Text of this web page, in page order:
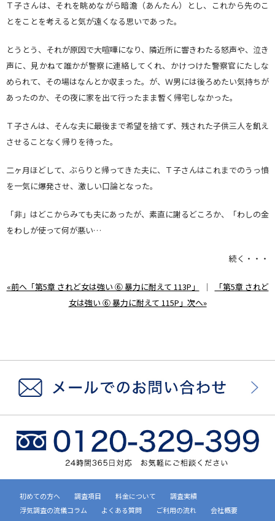
Ｔ子さんは、それを眺めながら暗澹（あんたん）とし、これから先のこ
とをことを考えると気が遠くなる思いであった。
とうとう、それが原因で大喧嘩になり、隣近所に響きわたる怒声や、泣き
声に、見かねて誰かが警察に連絡してくれ、かけつけた警察官にたしな
められて、その場はなんとか収まった。が、Ｗ男には後ろめたい気持ちが
あったのか、その夜に家を出て行ったまま暫く帰宅しなかった。
Ｔ子さんは、そんな夫に最後まで希望を捨てず、残された子供三人を飢え
させることなく帰りを待った。
二ヶ月ほどして、ぶらりと帰ってきた夫に、Ｔ子さんはこれまでのうっ憤
を一気に爆発させ、激しい口論となった。
「非」はどこからみても夫にあったが、素直に謝るどころか、「わしの金
をわしが使って何が悪い…
続く・・・
«前へ「第5章 されど女は強い ⑥ 暴力に耐えて 113P」 ｜
「第5章 されど
女は強い ⑥ 暴力に耐えて 115P」次へ»
初めての方へ 調査項目 料金について
調査実績
浮気調査の流儀コラム
よくある質問 ご利用の流れ
会社概要